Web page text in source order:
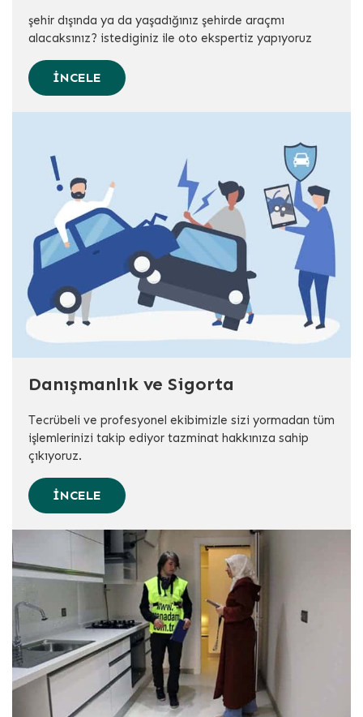
şehir dışında ya da yaşadığınız şehirde araçmı
alacaksınız? istediginiz ile oto ekspertiz yapıyoruz
İNCELE
Danışmanlık ve Sigorta
Tecrübeli ve profesyonel ekibimizle sizi yormadan tüm
işlemlerinizi takip ediyor tazminat hakkınıza sahip
çıkıyoruz.
İNCELE